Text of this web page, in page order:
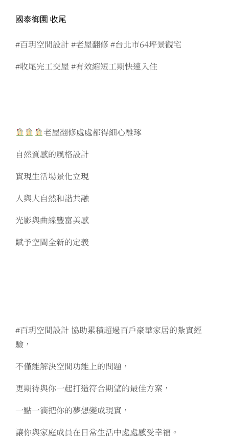
國泰御園 收尾
#百玥空間設計 #老屋翻修 #台北市64坪景觀宅
#收尾完工交屋 #有效縮短工期快速入住
老屋翻修處處都得細心雕琢
自然質感的風格設計
實現生活場景化立現
人與大自然和諧共融
光影與曲線豐富美感
賦予空間全新的定義
#百玥空間設計 協助累積超過百戶豪華家居的紮實經
驗，
不僅能解決空間功能上的問題，
更期待與你一起打造符合期望的最佳方案，
一點一滴把你的夢想變成現實，
讓你與家庭成員在日常生活中處處感受幸福。